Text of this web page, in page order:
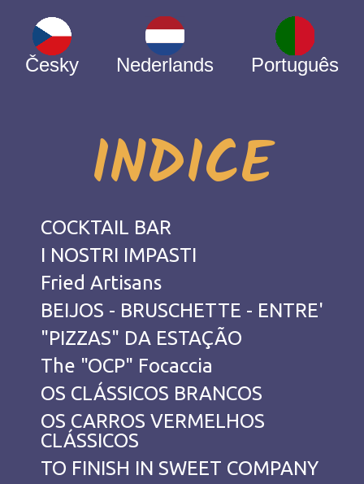
Česky Nederlands Português
INDICE
COCKTAIL BAR
I NOSTRI IMPASTI
Fried Artisans
BEIJOS - BRUSCHETTE - ENTRE'
"PIZZAS" DA ESTAÇÃO
The "OCP" Focaccia
OS CLÁSSICOS BRANCOS
OS CARROS VERMELHOS
CLÁSSICOS
TO FINISH IN SWEET COMPANY